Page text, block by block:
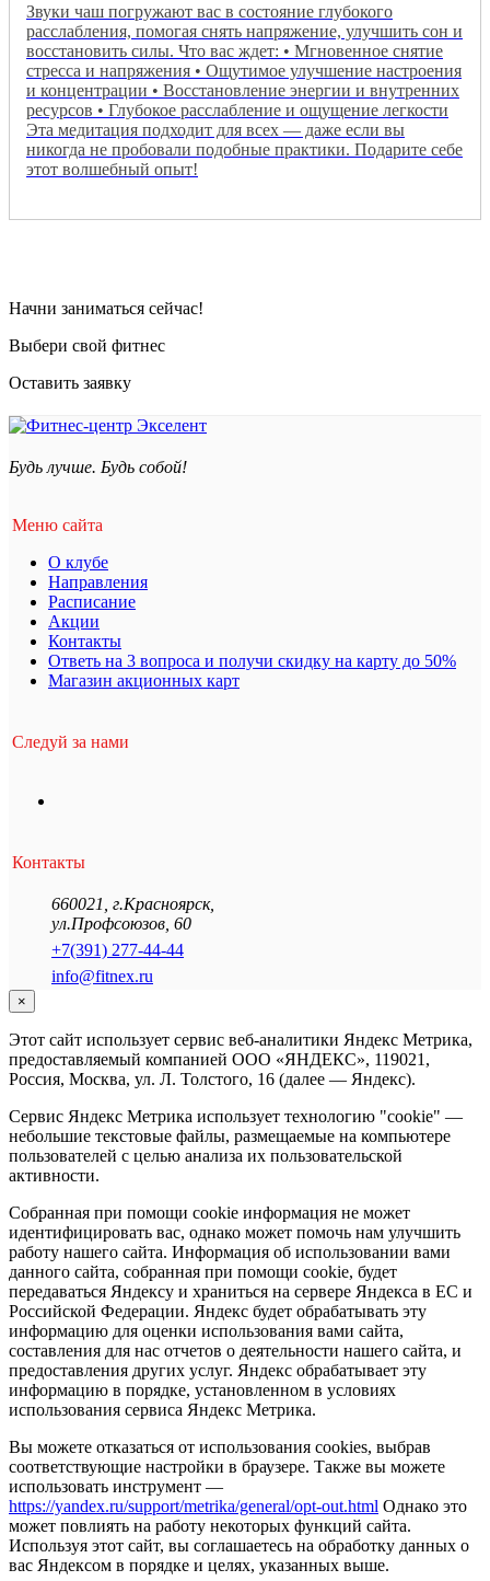
Звуки чаш погружают вас в состояние глубокого
расслабления, помогая снять напряжение, улучшить сон и
восстановить силы. Что вас ждет: • Мгновенное снятие
стресса и напряжения • Ощутимое улучшение настроения
и концентрации • Восстановление энергии и внутренних
ресурсов • Глубокое расслабление и ощущение легкости
Эта медитация подходит для всех — даже если вы
никогда не пробовали подобные практики. Подарите себе
этот волшебный опыт!
Начни заниматься сейчас!
Выбери свой фитнес
Оставить заявку
Будь лучше. Будь собой!
Меню сайта
О клубе
Направления
Расписание
Акции
Контакты
Ответь на 3 вопроса и получи скидку на карту до 50%
Магазин акционных карт
Следуй за нами
Контакты
660021 г.Красноярск,
ул.Профсоюзов, 60
+7(391) 277-44-44
info@fitnex.ru
×
Этот сайт использует сервис веб-аналитики Яндекс Метрика,
предоставляемый компанией ООО «ЯНДЕКС», 119021,
Россия, Москва, ул. Л. Толстого, 16 (далее — Яндекс).
Сервис Яндекс Метрика использует технологию "cookie" —
небольшие текстовые файлы, размещаемые на компьютере
пользователей с целью анализа их пользовательской
активности.
Собранная при помощи cookie информация не может
идентифицировать вас, однако может помочь нам улучшить
работу нашего сайта. Информация об использовании вами
данного сайта, собранная при помощи cookie, будет
передаваться Яндексу и храниться на сервере Яндекса в ЕС и
Российской Федерации. Яндекс будет обрабатывать эту
информацию для оценки использования вами сайта,
составления для нас отчетов о деятельности нашего сайта, и
предоставления других услуг. Яндекс обрабатывает эту
информацию в порядке, установленном в условиях
использования сервиса Яндекс Метрика.
Вы можете отказаться от использования cookies, выбрав
соответствующие настройки в браузере. Также вы можете
использовать инструмент —
https://yandex.ru/support/metrika/general/opt-out.html Однако это
может повлиять на работу некоторых функций сайта.
Используя этот сайт, вы соглашаетесь на обработку данных о
вас Яндексом в порядке и целях, указанных выше.